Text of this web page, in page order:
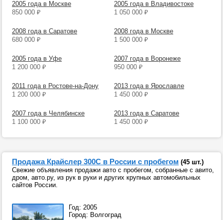
2005 года в Москве
850 000 ₽
2005 года в Владивостоке
1 050 000 ₽
2008 года в Саратове
680 000 ₽
2008 года в Москве
1 500 000 ₽
2005 года в Уфе
1 200 000 ₽
2007 года в Воронеже
950 000 ₽
2011 года в Ростове-на-Дону
1 200 000 ₽
2013 года в Ярославле
1 450 000 ₽
2007 года в Челябинске
1 100 000 ₽
2013 года в Саратове
1 450 000 ₽
Продажа Крайслер 300С в России с пробегом (45 шт.)
Свежие объявления продажи авто с пробегом, собранные с авито,
дром, авто.ру, из рук в руки и других крупных автомобильных
сайтов России.
Год: 2005
Город: Волгоград